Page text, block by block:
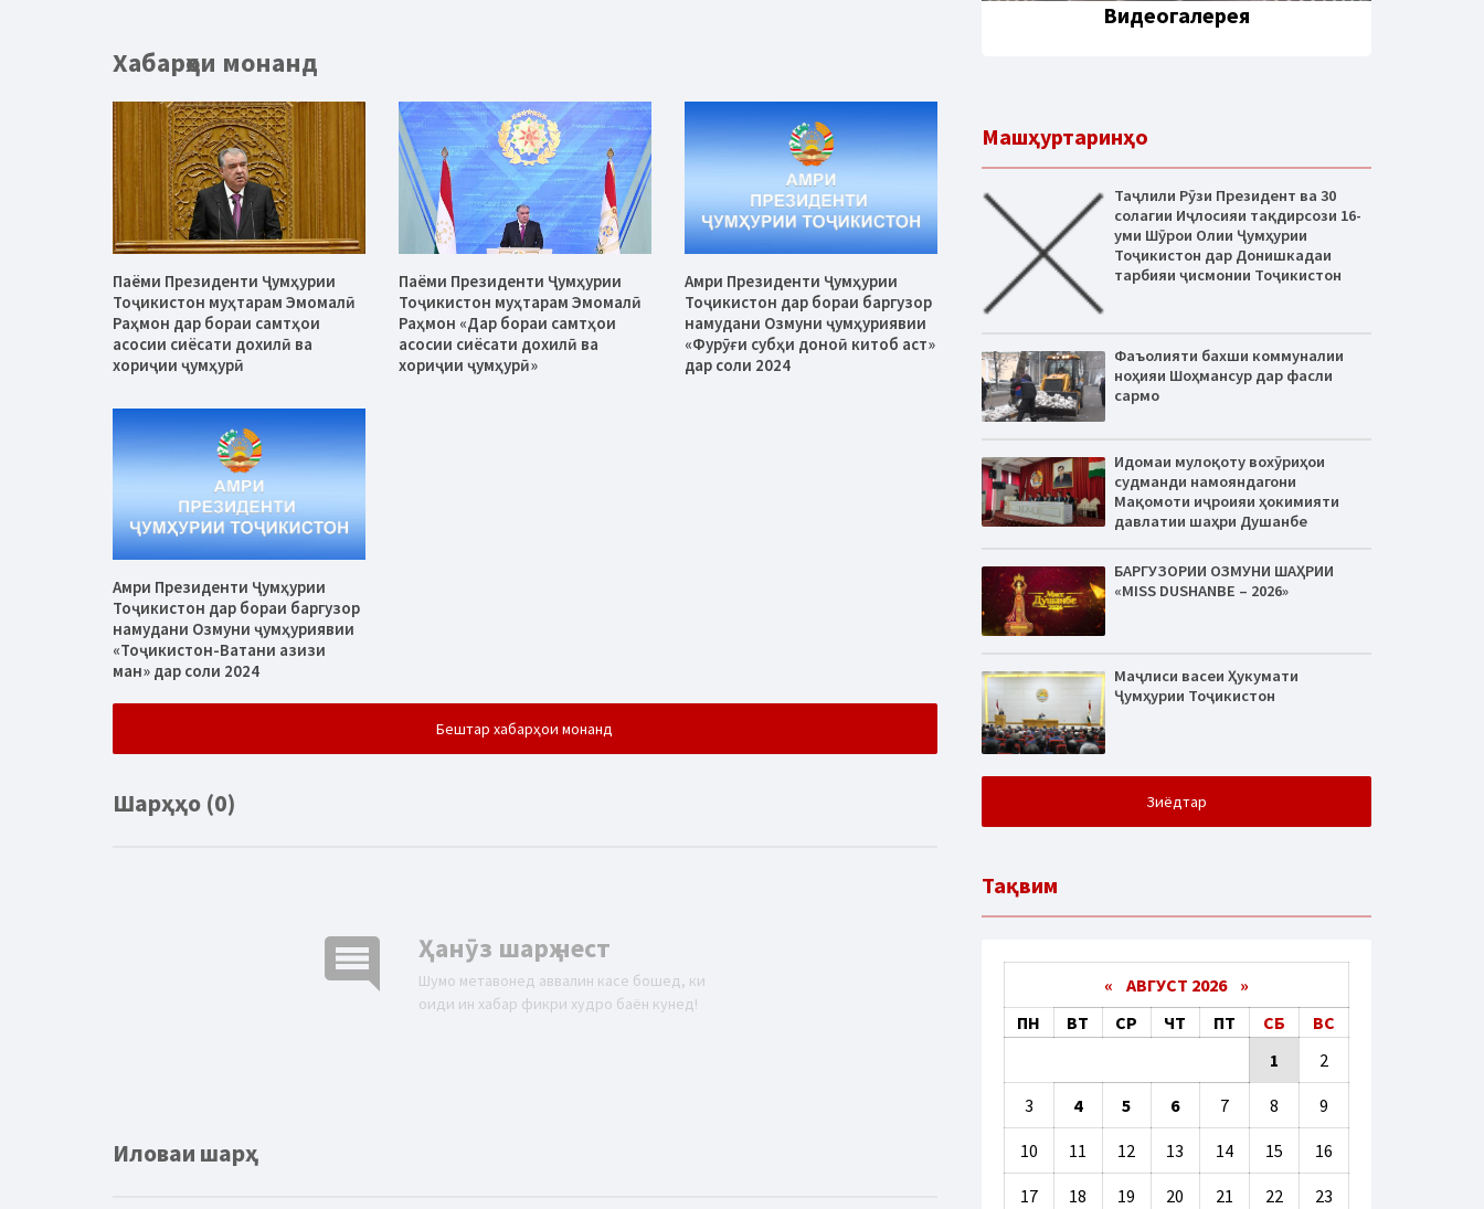
Хабарҳои монанд
Паёми Президенти Ҷумҳурии
Тоҷикистон муҳтарам Эмомалӣ
Раҳмон дар бораи самтҳои
асосии сиёсати дохилӣ ва
хориҷии ҷумҳурӣ
Паёми Президенти Ҷумҳурии
Тоҷикистон муҳтарам Эмомалӣ
Раҳмон «Дар бораи самтҳои
асосии сиёсати дохилӣ ва
хориҷии ҷумҳурӣ»
Амри Президенти Ҷумҳурии
Тоҷикистон дар бораи баргузор
намудани Озмуни ҷумҳуриявии
«Фурӯғи субҳи доноӣ китоб аст»
дар соли 2024
Амри Президенти Ҷумҳурии
Тоҷикистон дар бораи баргузор
намудани Озмуни ҷумҳуриявии
«Тоҷикистон-Ватани азизи
ман» дар соли 2024
Бештар хабарҳои монанд
Шарҳҳо (0)
comment Ҳанӯз шарҳ нест
Шумо метавонед аввалин касе бошед, ки
оиди ин хабар фикри худро баён кунед!
Иловаи шарҳ
Видеогалерея
Машҳуртаринҳо
Таҷлили Рӯзи Президент ва 30
солагии Иҷлосияи тақдирсози 16-
уми Шӯрои Олии Ҷумҳурии
Тоҷикистон дар Донишкадаи
тарбияи ҷисмонии Тоҷикистон
Фаъолияти бахши коммуналии
ноҳияи Шоҳмансур дар фасли
сармо
Идомаи мулоқоту вохӯриҳои
судманди намояндагони
Мақомоти иҷроияи ҳокимияти
давлатии шаҳри Душанбе
БАРГУЗОРИИ ОЗМУНИ ШАҲРИИ
«MISS DUSHANBE – 2026»
Маҷлиси васеи Ҳукумати
Ҷумҳурии Тоҷикистон
Зиёдтар
Тақвим
« АВГУСТ 2026 »
ПН
ВТ СР ЧТ ПТ СБ
ВС
1
2
3 4 5 6 7 8 9
10 11 12 13 14 15 16
17 18 19 20 21 22 23